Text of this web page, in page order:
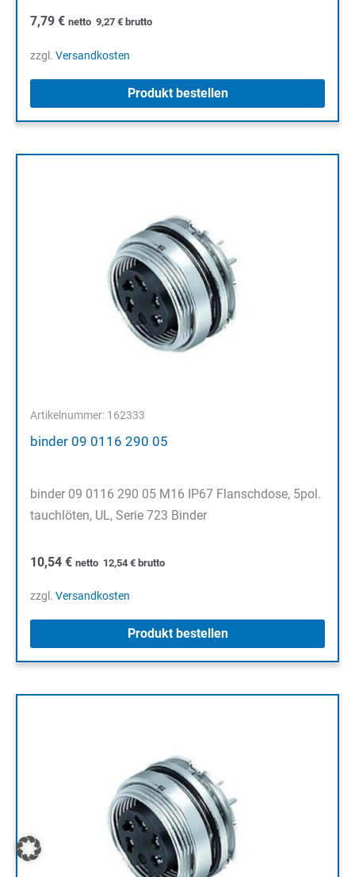
7,79 € netto 9,27 € brutto
zzgl. Versandkosten
Produkt bestellen
Artikelnummer: 162333
binder 09 0116 290 05
binder 09 0116 290 05 M16 IP67 Flanschdose, 5pol.
tauchlöten, UL, Serie 723 Binder
10,54 € netto 12,54 € brutto
zzgl. Versandkosten
Produkt bestellen